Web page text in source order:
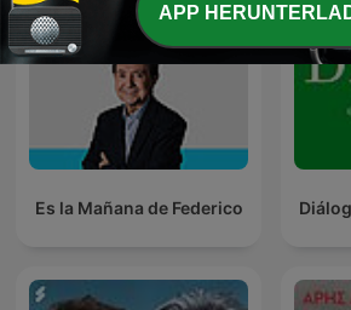
Es la Mañana de Federico
APP